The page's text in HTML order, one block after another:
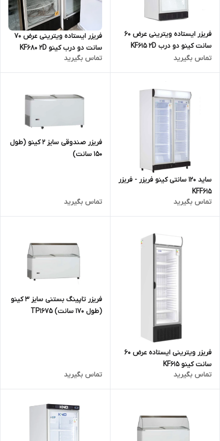
فریزر ایستاده ویترینی عرض 60
سانت کینو دو درب KF615 2D
تماس بگیرید
فریزر ایستاده ویترینی عرض 70
سانت دو درب کینو KF680 2D
تماس بگیرید
ساید 120 سانتی کینو فریزر - فریزر
KFF615
تماس بگیرید
فریزر صندوقی سایز 2 کینو (طول
150 سانت)
تماس بگیرید
فریزر ویترینی ایستاده عرض 60
سانت کینو KF615
تماس بگیرید
فریزر تاپینگ بستنی سایز 3 کینو
(طول 170 سانت) TP1675
تماس بگیرید